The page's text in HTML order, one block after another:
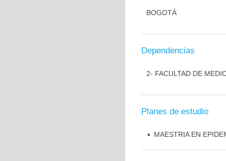
BOGOTÁ
Dependencias
2- FACULTAD DE
Planes de estudio
MAESTRIA EN